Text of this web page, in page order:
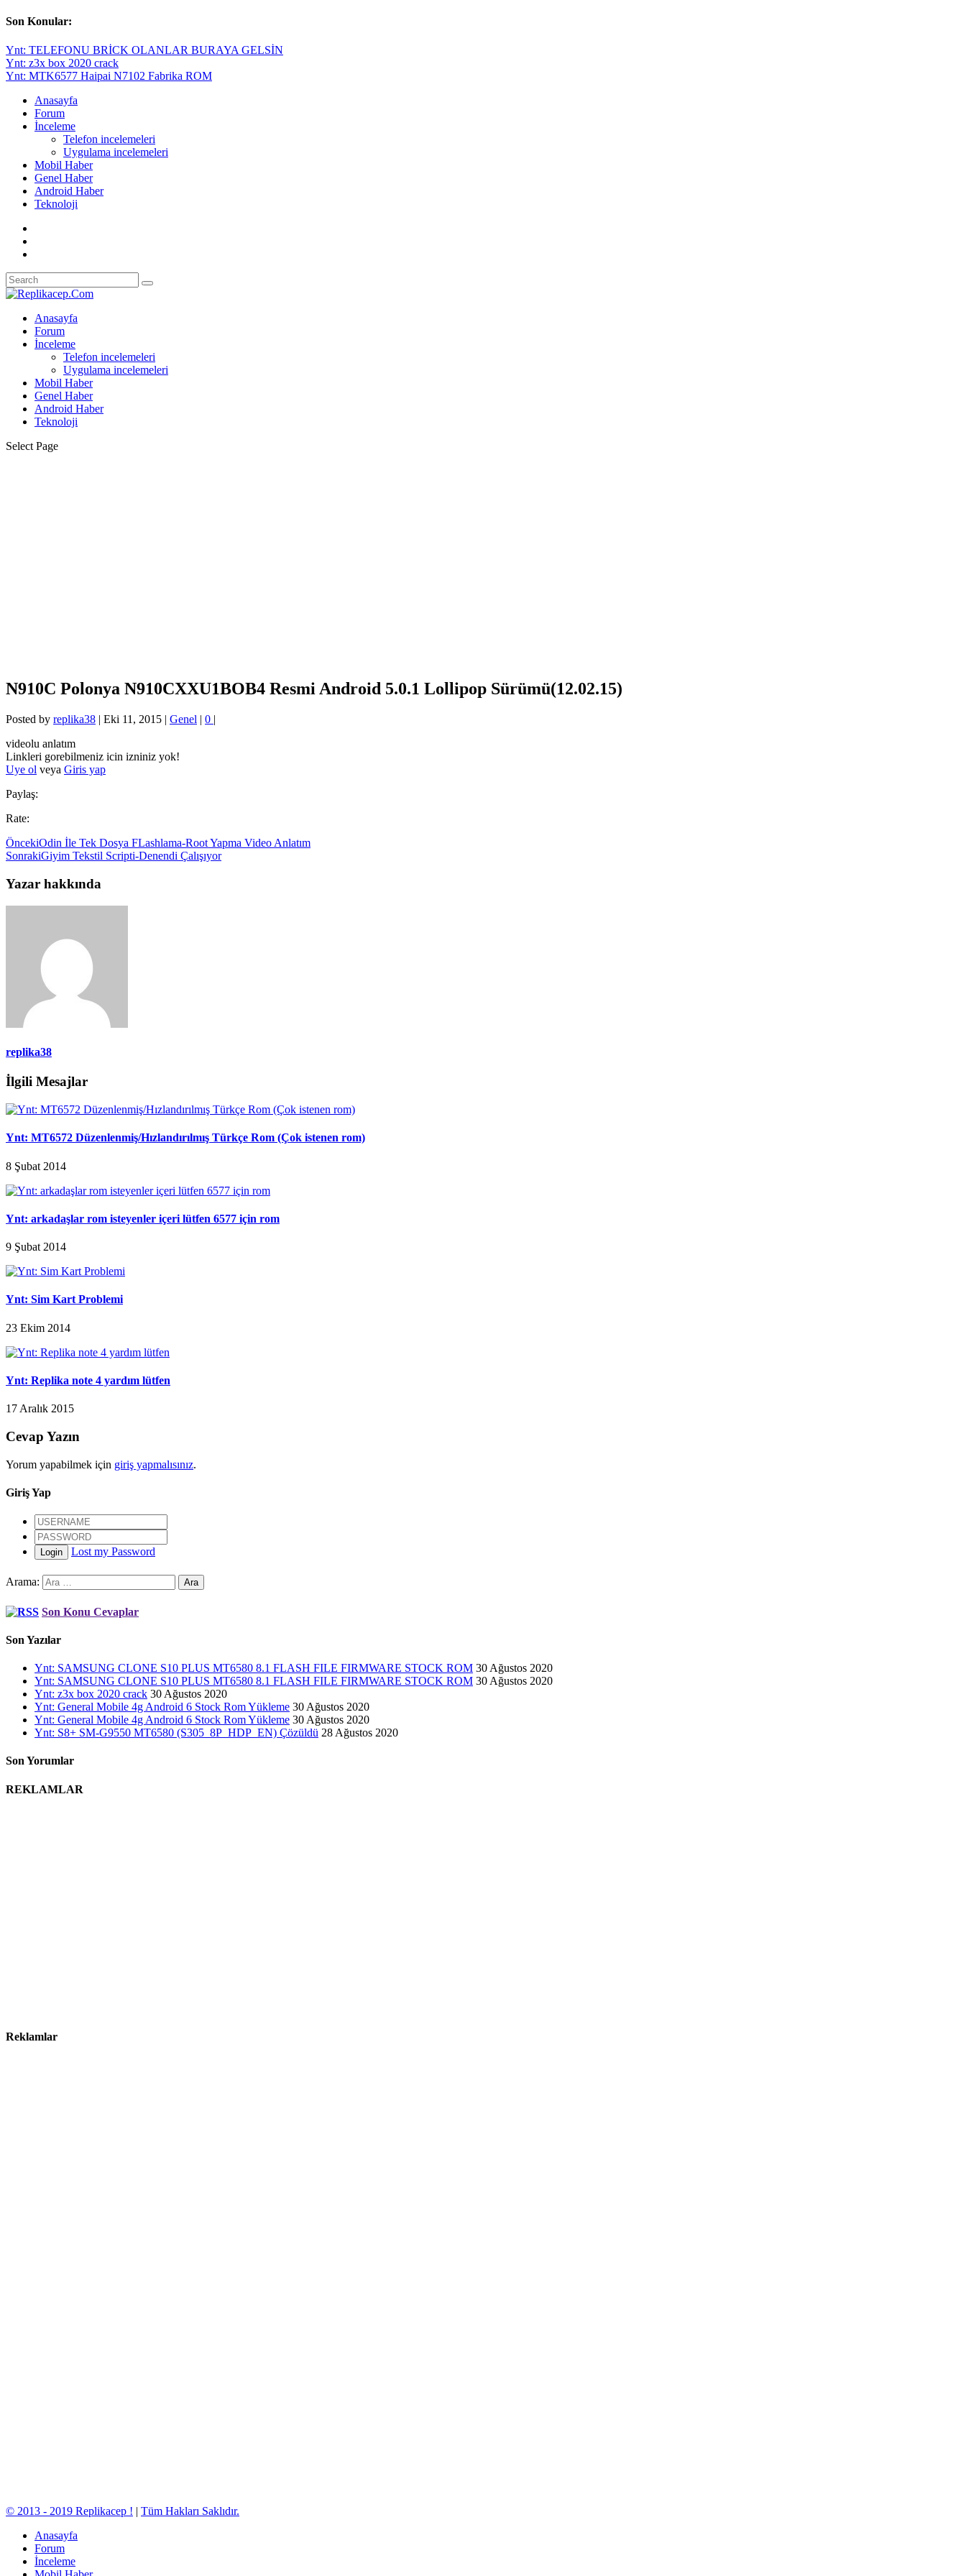
Son Konular:
Ynt: TELEFONU BRİCK OLANLAR BURAYA GELSİN
Ynt: z3x box 2020 crack
Ynt: MTK6577 Haipai N7102 Fabrika ROM
Anasayfa
Forum
İnceleme
Telefon incelemeleri
Uygulama incelemeleri
Mobil Haber
Genel Haber
Android Haber
Teknoloji
Anasayfa
Forum
İnceleme
Telefon incelemeleri
Uygulama incelemeleri
Mobil Haber
Genel Haber
Android Haber
Teknoloji
Select Page
N910C Polonya N910CXXU1BOB4 Resmi Android 5.0.1 Lollipop Sürümü(12.02.15)
Posted by replika38 | Eki 11, 2015 | Genel | 0 |
videolu anlatım
Linkleri gorebilmeniz icin izniniz yok!
Uye ol veya Giris yap
Paylaş:
Rate:
ÖncekiOdin İle Tek Dosya FLashlama-Root Yapma Video Anlatım
SonrakiGiyim Tekstil Scripti-Denendi Çalışıyor
Yazar hakkında
replika38
İlgili Mesajlar
Ynt: MT6572 Düzenlenmiş/Hızlandırılmış Türkçe Rom (Çok istenen rom)
8 Şubat 2014
Ynt: arkadaşlar rom isteyenler içeri lütfen 6577 için rom
9 Şubat 2014
Ynt: Sim Kart Problemi
23 Ekim 2014
Ynt: Replika note 4 yardım lütfen
17 Aralık 2015
Cevap Yazın
Yorum yapabilmek için giriş yapmalısınız.
Giriş Yap
Login Lost my Password
Arama:
Son Konu Cevaplar
Son Yazılar
Ynt: SAMSUNG CLONE S10 PLUS MT6580 8.1 FLASH FILE FIRMWARE STOCK ROM 30 Ağustos 2020
Ynt: SAMSUNG CLONE S10 PLUS MT6580 8.1 FLASH FILE FIRMWARE STOCK ROM 30 Ağustos 2020
Ynt: z3x box 2020 crack 30 Ağustos 2020
Ynt: General Mobile 4g Android 6 Stock Rom Yükleme 30 Ağustos 2020
Ynt: General Mobile 4g Android 6 Stock Rom Yükleme 30 Ağustos 2020
Ynt: S8+ SM-G9550 MT6580 (S305_8P_HDP_EN) Çözüldü 28 Ağustos 2020
Son Yorumlar
REKLAMLAR
Reklamlar
© 2013 - 2019 Replikacep ! | Tüm Hakları Saklıdır.
Anasayfa
Forum
İnceleme